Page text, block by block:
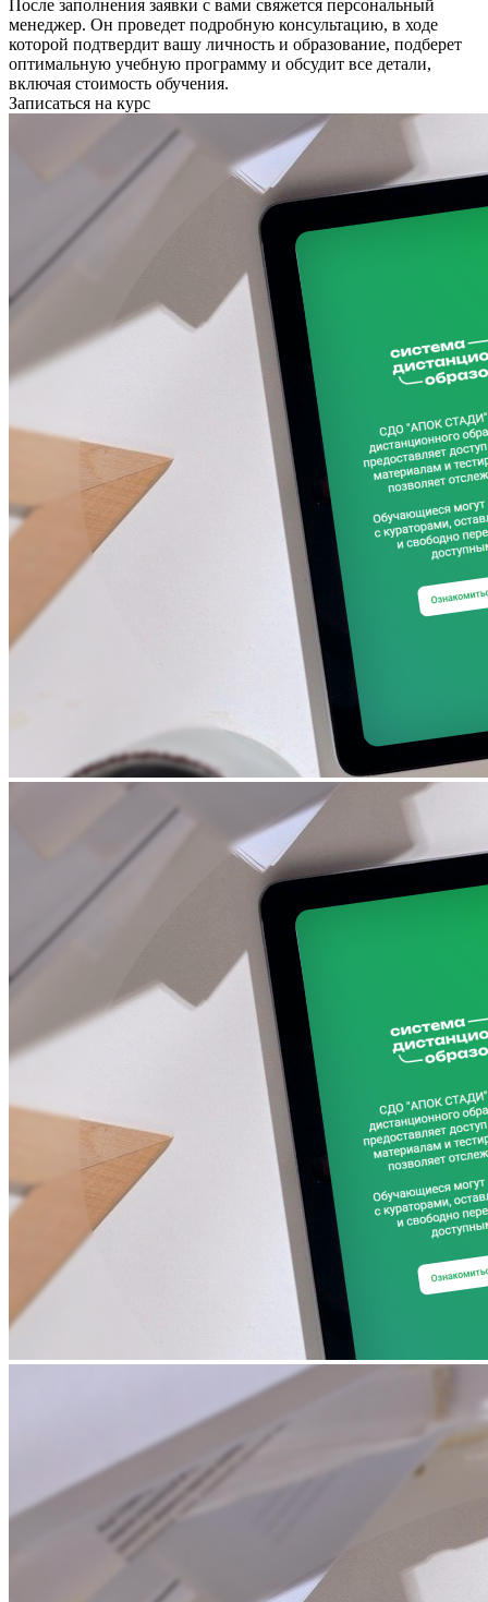
После заполнения заявки с вами свяжется персональный
менеджер. Он проведет подробную консультацию, в ходе
которой подтвердит вашу личность и образование, подберет
оптимальную учебную программу и обсудит все детали,
включая стоимость обучения.
Записаться на курс